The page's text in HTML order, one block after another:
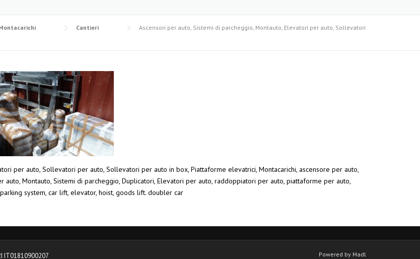
Cantieri
Ascensori per auto, Sistemi di parcheggio, Montauto, Elevatori per auto, Sollevatori
per auto, Sollevatori per auto, Sollevatori per auto in box, Piattaforme elevatrici, Montacarichi, ascensore per auto,
auto, Montauto, Sistemi di parcheggio, Duplicatori, Elevatori per auto, raddoppiatori per auto, piattaforme per auto,
system, car lift, elevator, hoist, goods lift. doubler car
IT01810900207 Powered by Madl